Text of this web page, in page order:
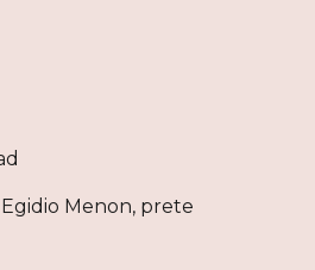
Menon, prete